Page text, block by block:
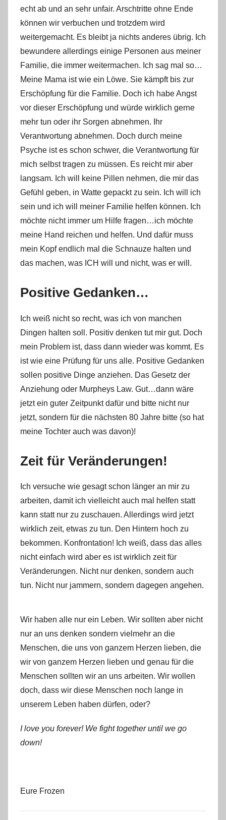
echt ab und an sehr unfair. Arschtritte ohne Ende
können wir verbuchen und trotzdem wird
weitergemacht. Es bleibt ja nichts anderes übrig. Ich
bewundere allerdings einige Personen aus meiner
Familie, die immer weitermachen. Ich sag mal so…
Meine Mama ist wie ein Löwe. Sie kämpft bis zur
Erschöpfung für die Familie. Doch ich habe Angst
vor dieser Erschöpfung und würde wirklich gerne
mehr tun oder ihr Sorgen abnehmen. Ihr
Verantwortung abnehmen. Doch durch meine
Psyche ist es schon schwer, die Verantwortung für
mich selbst tragen zu müssen. Es reicht mir aber
langsam. Ich will keine Pillen nehmen, die mir das
Gefühl geben, in Watte gepackt zu sein. Ich will ich
sein und ich will meiner Familie helfen können. Ich
möchte nicht immer um Hilfe fragen…ich möchte
meine Hand reichen und helfen. Und dafür muss
mein Kopf endlich mal die Schnauze halten und
das machen, was ICH will und nicht, was er will.
Positive Gedanken…
Ich weiß nicht so recht, was ich von manchen
Dingen halten soll. Positiv denken tut mir gut. Doch
mein Problem ist, dass dann wieder was kommt. Es
ist wie eine Prüfung für uns alle. Positive Gedanken
sollen positive Dinge anziehen. Das Gesetz der
Anziehung oder Murpheys Law. Gut…dann wäre
jetzt ein guter Zeitpunkt dafür und bitte nicht nur
jetzt, sondern für die nächsten 80 Jahre bitte (so hat
meine Tochter auch was davon)!
Zeit für Veränderungen!
Ich versuche wie gesagt schon länger an mir zu
arbeiten, damit ich vielleicht auch mal helfen statt
kann statt nur zu zuschauen. Allerdings wird jetzt
wirklich zeit, etwas zu tun. Den Hintern hoch zu
bekommen. Konfrontation! Ich weiß, dass das alles
nicht einfach wird aber es ist wirklich zeit für
Veränderungen. Nicht nur denken, sondern auch
tun. Nicht nur jammern, sondern dagegen angehen.
Wir haben alle nur ein Leben. Wir sollten aber nicht
nur an uns denken sondern vielmehr an die
Menschen, die uns von ganzem Herzen lieben, die
wir von ganzem Herzen lieben und genau für die
Menschen sollten wir an uns arbeiten. Wir wollen
doch, dass wir diese Menschen noch lange in
unserem Leben haben dürfen, oder?
I love you forever! We fight together until we go
down!
Eure Frozen